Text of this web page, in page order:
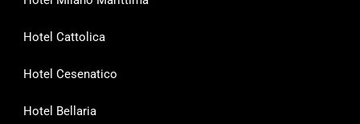
Hotel Cattolica
Hotel Cesenatico
Hotel Bellaria